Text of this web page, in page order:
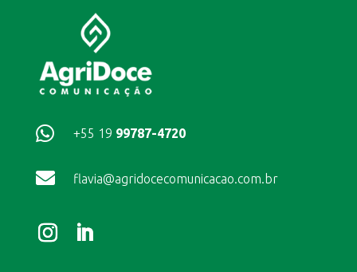
 +55 19 99787-4720
 flavia@agridocecomunicacao.com.br